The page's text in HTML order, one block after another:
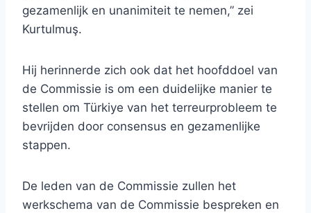
gezamenlijk en unanimiteit te nemen,” zei
Kurtulmuş.
Hij herinnerde zich ook dat het hoofddoel van
de Commissie is om een duidelijke manier te
stellen om Türkiye van het terreurprobleem te
bevrijden door consensus en gezamenlijke
stappen.
De leden van de Commissie zullen het
werkschema van de Commissie bespreken en